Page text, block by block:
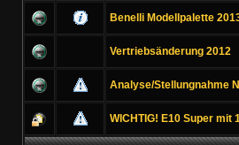
Benelli Modellpalette
Vertriebsänderung 2012
Analyse/Stellungnahme
WICHTIG! E10 Super